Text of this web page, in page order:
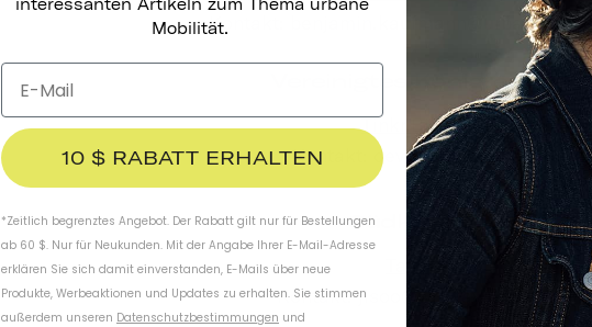
Kontakt:
Vereinigtes Königreich
Tinkr.Bike
Kontakt: devin@tinkr.bike
Südkorea
Kontakt: jisoo@withtaya.com
interessanten Artikeln zum Thema urbane
Mobilität.
10 $ RABATT ERHALTEN
*Zeitlich begrenztes Angebot. Der Rabatt gilt nur für Bestellungen
ab 60 $. Nur für Neukunden. Mit der Angabe Ihrer E-Mail-Adresse
erklären Sie sich damit einverstanden, E-Mails über neue
Produkte, Werbeaktionen und Updates zu erhalten. Sie stimmen
außerdem unseren Datenschutzbestimmungen und